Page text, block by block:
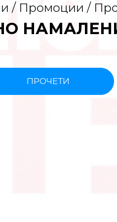
/ Промоции /
ПРОЧЕТИ